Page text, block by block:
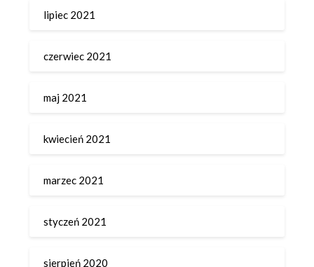
lipiec 2021
czerwiec 2021
maj 2021
kwiecień 2021
marzec 2021
styczeń 2021
sierpień 2020